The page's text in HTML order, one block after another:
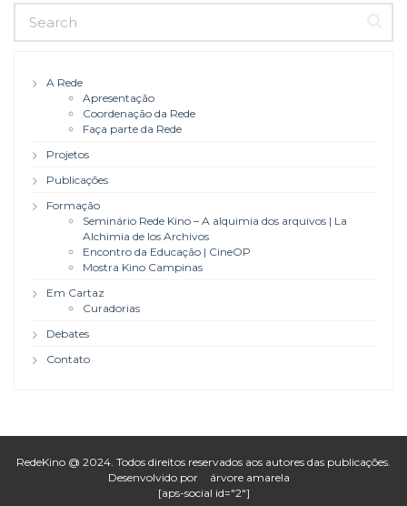
A Rede
Apresentação
Coordenação da Rede
Faça parte da Rede
Projetos
Publicações
Formação
Seminário Rede Kino – A alquimia dos arquivos | La
Alchimia de los Archivos
Encontro da Educação | CineOP
Mostra Kino Campinas
Em Cartaz
Curadorias
Debates
Contato
RedeKino @ 2024. Todos direitos reservados aos autores das publicações.
Desenvolvido por
árvore amarela
[aps-social id="2"]